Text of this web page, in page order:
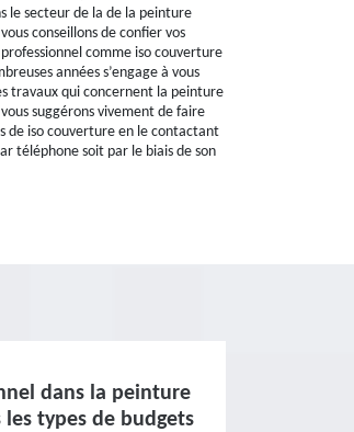
le secteur de la de la peinture
conseillons de confier vos
comme iso couverture
années s’engage à vous
travaux qui concernent la peinture
suggérons vivement de faire
de iso couverture en le contactant
téléphone soit par le biais de son
dans la peinture
types de budgets